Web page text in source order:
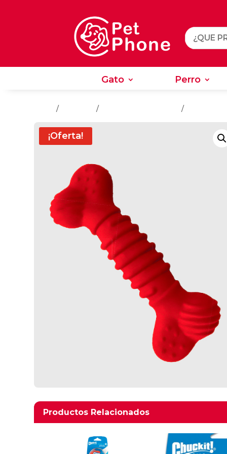
Gato Perro
/ / /
¡Oferta!
Productos Relacionados
Productos relacionados